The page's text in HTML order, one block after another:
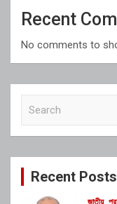
Recent
No comments to
c
Recent Posts
জাতীয়